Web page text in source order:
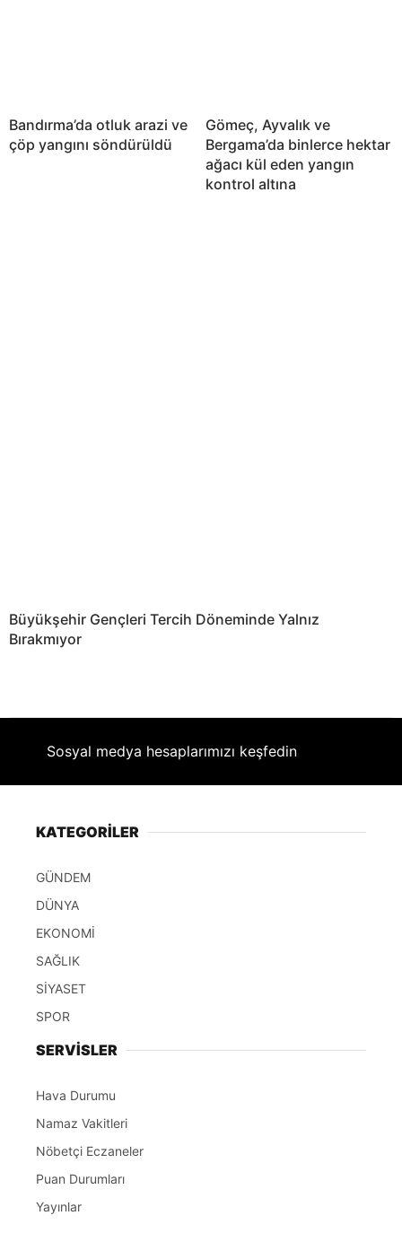
Bandırma’da otluk arazi ve
çöp yangını söndürüldü
Gömeç, Ayvalık ve
Bergama’da binlerce hektar
ağacı kül eden yangın
kontrol altına
Büyükşehir Gençleri Tercih Döneminde Yalnız
Bırakmıyor
Sosyal medya hesaplarımızı keşfedin
KATEGORİLER
GÜNDEM
DÜNYA
EKONOMİ
SAĞLIK
SİYASET
SPOR
SERVİSLER
Hava Durumu
Namaz Vakitleri
Nöbetçi Eczaneler
Puan Durumları
Yayınlar